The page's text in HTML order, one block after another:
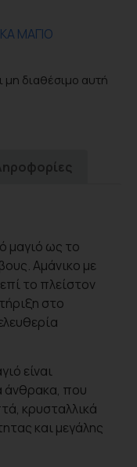
ΜΑΓΙΟ
μη διαθέσιμο αυτή
μαγιό ως το
Αμάνικο με
το πλείστον
στο
είναι
άνθρακα, που
κρυσταλλικά
και μεγάλης